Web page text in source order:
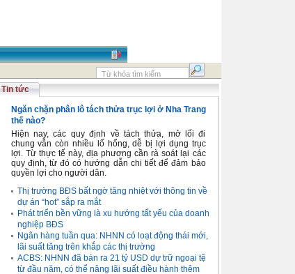
Tin tức
Ngăn chặn phân lô tách thửa trục lợi ở Nha Trang
thế nào?
Hiện nay, các quy định về tách thửa, mở lối đi
chung vẫn còn nhiều lổ hổng, dễ bị lợi dụng trục
lợi. Từ thực tế này, địa phương cần rà soát lại các
quy định, từ đó có hướng dẫn chi tiết để đảm bảo
quyền lợi cho người dân.
Thị trường BĐS bất ngờ tăng nhiệt với thông tin về
dự án “hot” sắp ra mắt
Phát triển bền vững là xu hướng tất yếu của doanh
nghiệp BĐS
Ngân hàng tuần qua: NHNN có loạt động thái mới,
lãi suất tăng trên khắp các thị trường
ACBS: NHNN đã bán ra 21 tỷ USD dự trữ ngoại tệ
từ đầu năm, có thể nâng lãi suất điều hành thêm